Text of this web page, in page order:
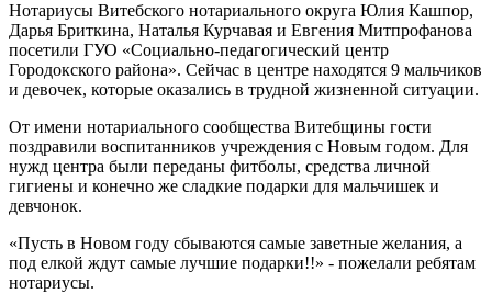
Нотариусы Витебского нотариального округа Юлия Кашпор,
Дарья Бриткина, Наталья Курчавая и Евгения Митпрофанова
посетили ГУО «Социально-педагогический центр
Городокского района». Сейчас в центре находятся 9 мальчиков
и девочек, которые оказались в трудной жизненной ситуации.
От имени нотариального сообщества Витебщины гости
поздравили воспитанников учреждения с Новым годом. Для
нужд центра были переданы фитболы, средства личной
гигиены и конечно же сладкие подарки для мальчишек и
девчонок.
«Пусть в Новом году сбываются самые заветные желания, а
под елкой ждут самые лучшие подарки!!» - пожелали ребятам
нотариусы.